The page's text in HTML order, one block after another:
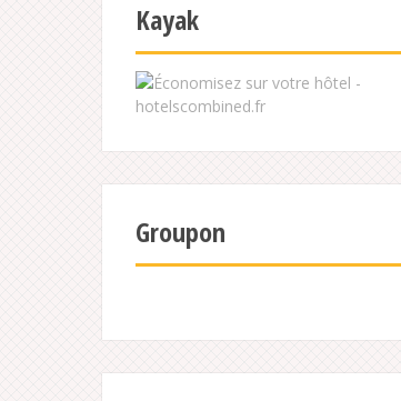
Kayak
Groupon